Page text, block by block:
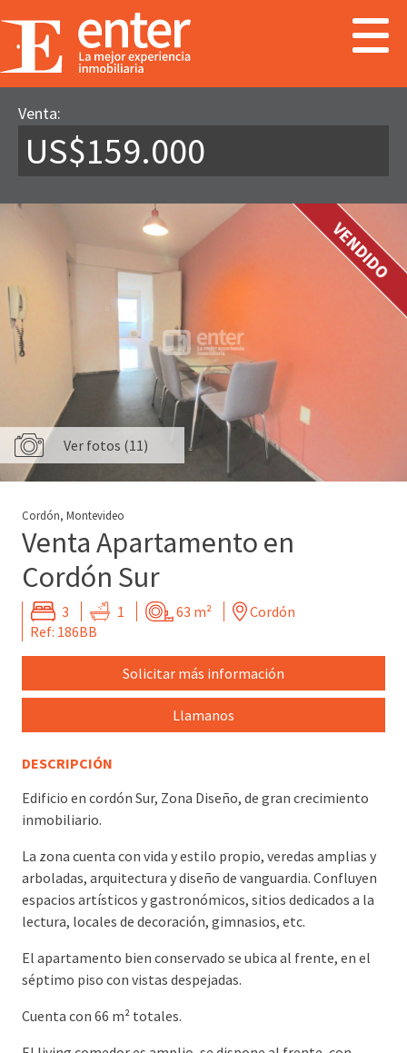
Venta:
US$159.000
VENDIDO
Ver fotos (11)
Cordón, Montevideo
Venta Apartamento en
Cordón Sur
3 1 63 m²
Cordón
Ref: 186BB
Solicitar más información
Llamanos
DESCRIPCIÓN
Edificio en cordón Sur, Zona Diseño, de gran crecimiento
inmobiliario.
La zona cuenta con vida y estilo propio, veredas amplias y
arboladas, arquitectura y diseño de vanguardia. Confluyen
espacios artísticos y gastronómicos, sitios dedicados a la
lectura, locales de decoración, gimnasios, etc.
El apartamento bien conservado se ubica al frente, en el
séptimo piso con vistas despejadas.
Cuenta con 66 m² totales.